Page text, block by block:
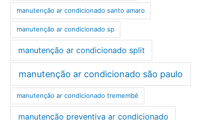
manutenção ar condicionado santo amaro
manutenção ar condicionado sp
manutenção ar condicionado split
manutenção ar condicionado são paulo
manutenção ar condicionado tremembé
manutenção preventiva ar condicionado